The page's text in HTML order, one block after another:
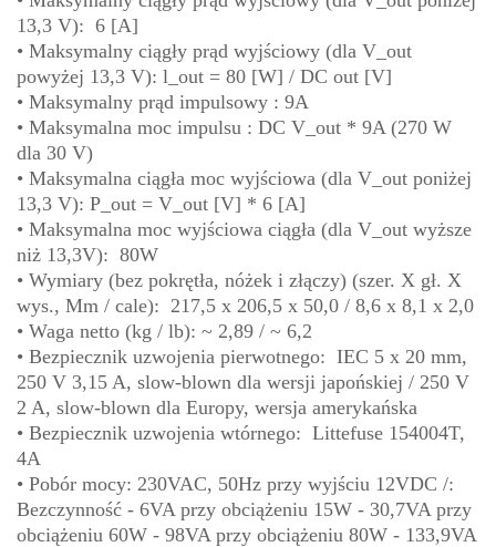
13,3 V): 6 [A]
• Maksymalny ciągły prąd wyjściowy (dla V_out
powyżej 13,3 V): l_out = 80 [W] / DC out [V]
• Maksymalny prąd impulsowy : 9A
• Maksymalna moc impulsu : DC V_out * 9A (270 W
dla 30 V)
• Maksymalna ciągła moc wyjściowa (dla V_out poniżej
13,3 V): P_out = V_out [V] * 6 [A]
• Maksymalna moc wyjściowa ciągła (dla V_out wyższe
niż 13,3V): 80W
• Wymiary (bez pokrętła, nóżek i złączy) (szer. X gł. X
wys., Mm / cale): 217,5 x 206,5 x 50,0 / 8,6 x 8,1 x 2,0
• Waga netto (kg / lb): ~ 2,89 / ~ 6,2
• Bezpiecznik uzwojenia pierwotnego: IEC 5 x 20 mm,
250 V 3,15 A, slow-blown dla wersji japońskiej / 250 V
2 A, slow-blown dla Europy, wersja amerykańska
• Bezpiecznik uzwojenia wtórnego: Littefuse 154004T,
4A
• Pobór mocy: 230VAC, 50Hz przy wyjściu 12VDC /:
Bezczynność - 6VA przy obciążeniu 15W - 30,7VA przy
obciążeniu 60W - 98VA przy obciążeniu 80W - 133,9VA